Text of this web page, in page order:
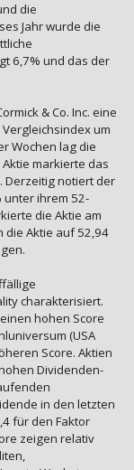
die
Jahr wurde die
6,7% und das der
& Co. Inc. eine
um
Wochen lag die
markierte das
Derzeitig notiert der
unter ihrem 52-
die Aktie am
die Aktie auf 52,94
charakterisiert.
hohen Score
(USA
Score. Aktien
Dividenden-
in den letzten
für den Faktor
zeigen relativ